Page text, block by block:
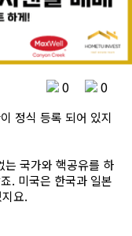
0 0
정식 등록 되어 있지
는 국가와 핵공유를 하
. 미국은 한국과 일본
요.